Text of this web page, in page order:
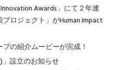
Awards」にて２年連
ロジェクト」がHuman Impact
の紹介ムービーが完成！
」設立のお知らせ